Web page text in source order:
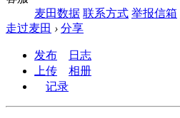
麦田数据 联系方式 举报信箱
走过麦田 › 分享
发布
日志
上传
相册
记录